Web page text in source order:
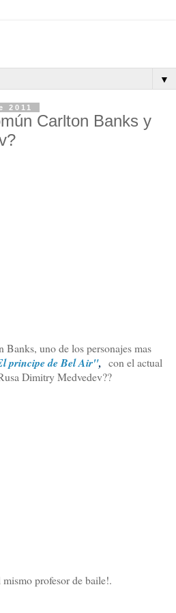
▼
2011
Carlton Banks y
uno de los personajes mas
principe de Bel Air", con el actual
Dimitry Medvedev??
profesor de baile!.